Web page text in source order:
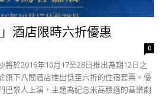
酒店限時六折優惠
0
將於2016年10月17至28日推出為期12日之
旗下八間酒店推出低至六折的住宿套票。優
巴黎人上演，主題為紀念米高積遜的音樂劇